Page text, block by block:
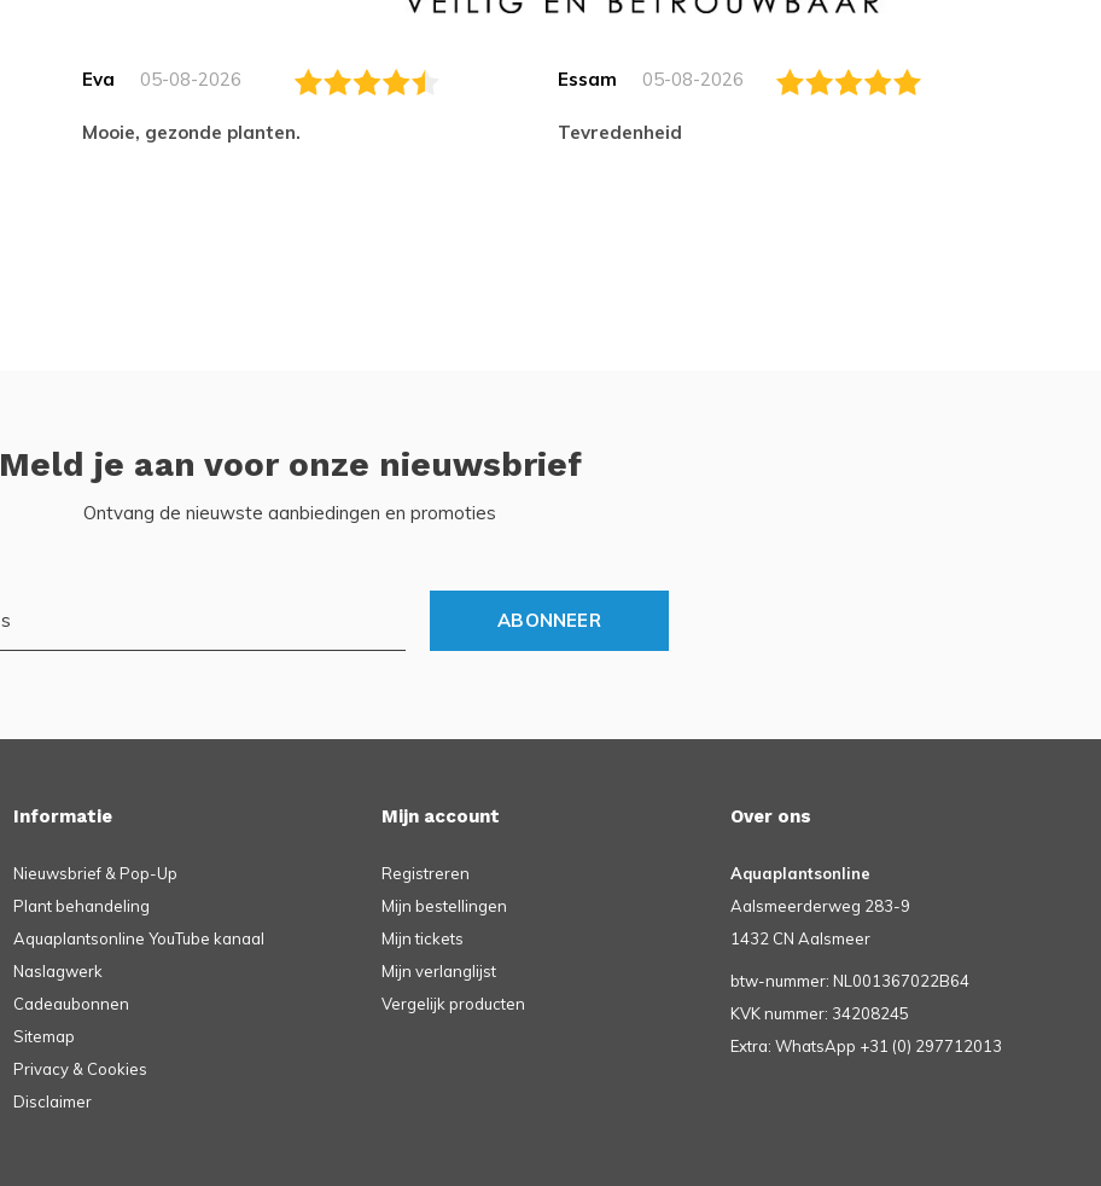
Eva 05-08-2026
Mooie, gezonde planten.
Essam 05-08-2026
tevredenheid
Meld je aan voor onze nieuwsbrief
Ontvang de nieuwste aanbiedingen en promoties
ABONNEER
Informatie
Nieuwsbrief & Pop-Up
Plant behandeling
Aquaplantsonline YouTube kanaal
Naslagwerk
Cadeaubonnen
Sitemap
Privacy & Cookies
Disclaimer
Mijn account
Registreren
Mijn bestellingen
Mijn tickets
Mijn verlanglijst
Vergelijk producten
Over ons
Aquaplantsonline
Aalsmeerderweg 283-9
1432 CN Aalsmeer
btw-nummer: NL001367022B64
KVK nummer: 34208245
Extra: WhatsApp +31 (0) 297712013